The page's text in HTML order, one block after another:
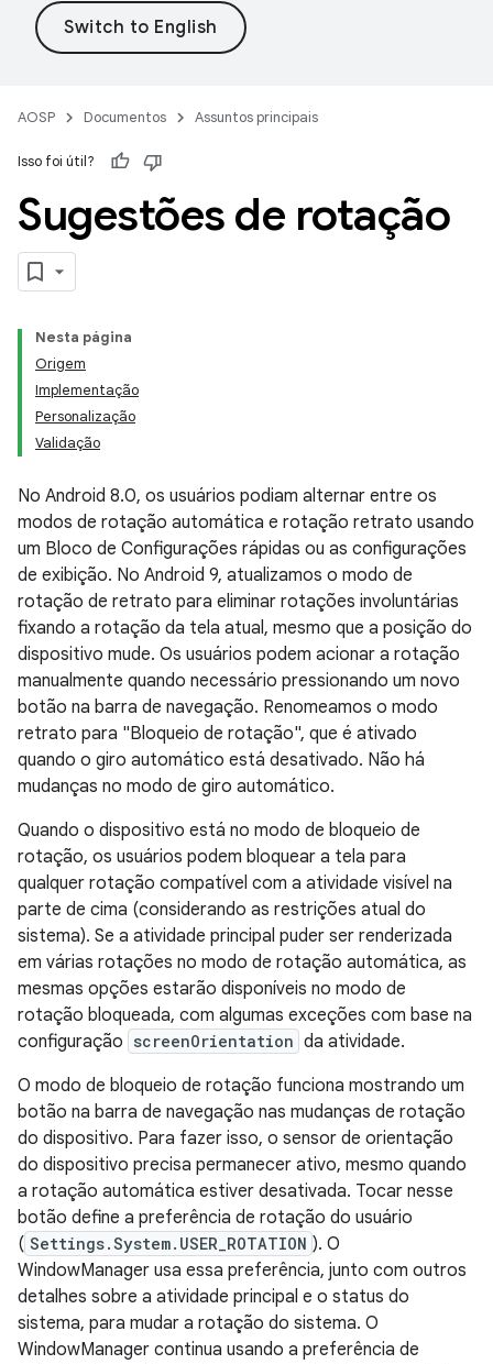
AOSP Documentos Assuntos principais
Isso foi útil?
Sugestões de rotação
Nesta página
Origem
Implementação
Personalização
Validação
No Android 8.0, os usuários podiam alternar entre os
modos de rotação automática e rotação retrato usando
um Bloco de Configurações rápidas ou as configurações
de exibição. No Android 9, atualizamos o modo de
rotação de retrato para eliminar rotações involuntárias
fixando a rotação da tela atual, mesmo que a posição do
dispositivo mude. Os usuários podem acionar a rotação
manualmente quando necessário pressionando um novo
botão na barra de navegação. Renomeamos o modo
retrato para "Bloqueio de rotação", que é ativado
quando o giro automático está desativado. Não há
mudanças no modo de giro automático.
Quando o dispositivo está no modo de bloqueio de
rotação, os usuários podem bloquear a tela para
qualquer rotação compatível com a atividade visível na
parte de cima (considerando as restrições atual do
sistema). Se a atividade principal puder ser renderizada
em várias rotações no modo de rotação automática, as
mesmas opções estarão disponíveis no modo de
rotação bloqueada, com algumas exceções com base na
configuração screenOrientation da atividade.
O modo de bloqueio de rotação funciona mostrando um
botão na barra de navegação nas mudanças de rotação
do dispositivo. Para fazer isso, o sensor de orientação
do dispositivo precisa permanecer ativo, mesmo quando
a rotação automática estiver desativada. Tocar nesse
botão define a preferência de rotação do usuário
( Settings.System.USER_ROTATION ). O
WindowManager usa essa preferência, junto com outros
detalhes sobre a atividade principal e o status do
sistema, para mudar a rotação do sistema. O
WindowManager continua usando a preferência de